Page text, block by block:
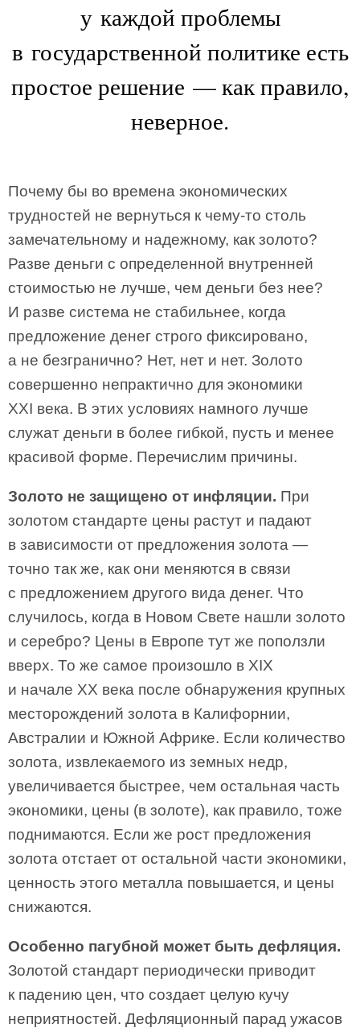
у каждой проблемы
в государственной политике есть
простое решение — как правило,
неверное.
Почему бы во времена экономических
трудностей не вернуться к чему-то столь
замечательному и надежному, как золото?
Разве деньги с определенной внутренней
стоимостью не лучше, чем деньги без нее?
И разве система не стабильнее, когда
предложение денег строго фиксировано,
а не безгранично? Нет, нет и нет. Золото
совершенно непрактично для экономики
XXI века. В этих условиях намного лучше
служат деньги в более гибкой, пусть и менее
красивой форме. Перечислим причины.
Золото не защищено от инфляции. При
золотом стандарте цены растут и падают
в зависимости от предложения золота —
точно так же, как они меняются в связи
с предложением другого вида денег. Что
случилось, когда в Новом Свете нашли золото
и серебро? Цены в Европе тут же поползли
вверх. То же самое произошло в XIX
и начале XX века после обнаружения крупных
месторождений золота в Калифорнии,
Австралии и Южной Африке. Если количество
золота, извлекаемого из земных недр,
увеличивается быстрее, чем остальная часть
экономики, цены (в золоте), как правило, тоже
поднимаются. Если же рост предложения
золота отстает от остальной части экономики,
ценность этого металла повышается, и цены
снижаются.
Особенно пагубной может быть дефляция.
Золотой стандарт периодически приводит
к падению цен, что создает целую кучу
неприятностей. Дефляционный парад ужасов